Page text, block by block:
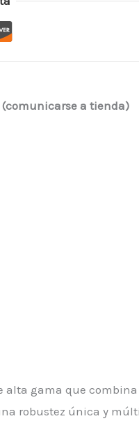
(comunicarse a tienda)
alta gama que
robustez única y